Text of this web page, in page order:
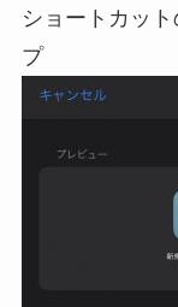
ショートカッ
プ